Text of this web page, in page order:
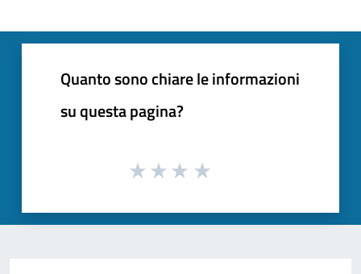
Quanto sono chiare le informazioni
su questa pagina?